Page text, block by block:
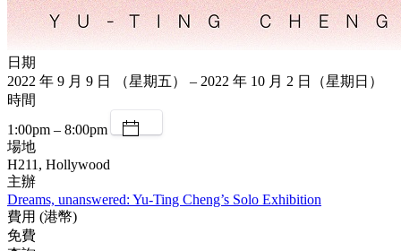
日期
2022 年 9 月 9 日 （星期五） – 2022 年 10 月 2 日（星期日）
時間
1:00pm – 8:00pm
場地
H211, Hollywood
主辦
Dreams, unanswered: Yu-Ting Cheng’s Solo Exhibition
費用 (港幣)
免費